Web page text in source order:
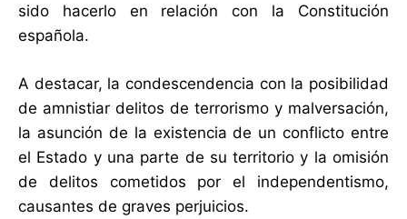
sido hacerlo en relación con la Constitución
española.
A destacar, la condescendencia con la posibilidad
de amnistiar delitos de terrorismo y malversación,
la asunción de la existencia de un conflicto entre
el Estado y una parte de su territorio y la omisión
de delitos cometidos por el independentismo,
causantes de graves perjuicios.